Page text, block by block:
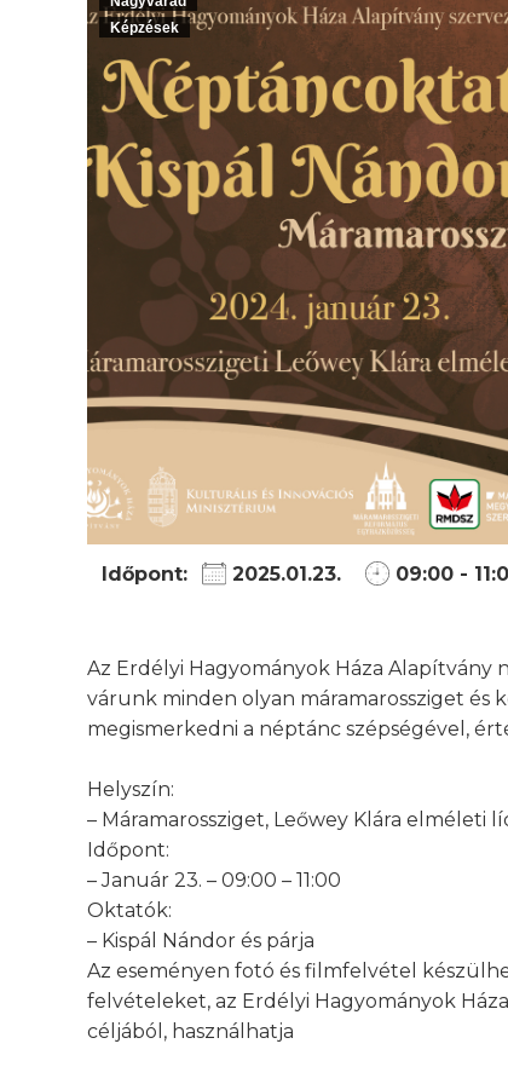
Képzések
Időpont: 2025.01.23. 09:00 -
Az Erdélyi Hagyományok Háza Alapítvány
várunk minden olyan máramarossziget
megismerkedni a néptánc szépségével,
Helyszín:
– Máramarossziget, Leőwey Klára elméleti
Időpont:
– Január 23. – 09:00 – 11:00
Oktatók:
– Kispál Nándor és párja
Az eseményen fotó és filmfelvétel
felvételeket, az Erdélyi Hagyományok
céljából, használhatja